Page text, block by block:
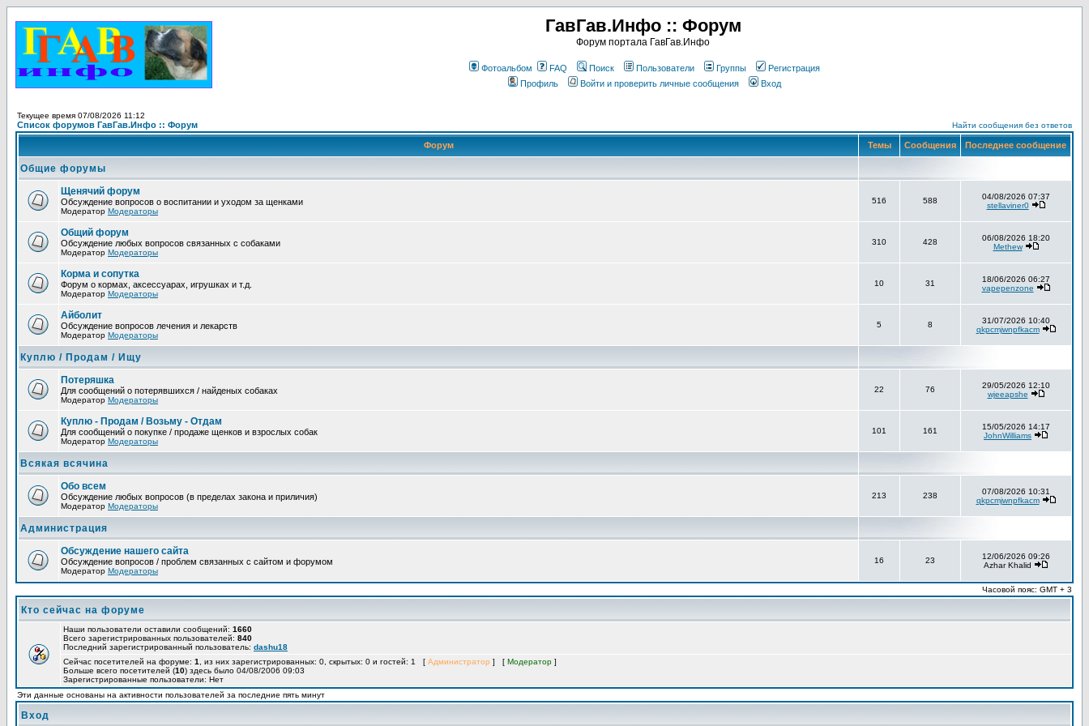
ГавГав.Инфо :: Форум
Форум портала ГавГав.Инфо
Фотоальбом FAQ Поиск Пользователи Группы
Регистрация
Профиль
Войти и проверить личные сообщения Вход
Текущее время 07/08/2026 11:12
Список форумов ГавГав.Инфо :: Форум Найти сообщения без ответов
Форум Темы Сообщения Последнее сообщение
Общие форумы
Щенячий форум
Обсуждение вопросов о воспитании и уходом за щенками
Модератор Модераторы
516 588
04/08/2026 07:37
stellaviner0
Общий форум
Обсуждение любых вопросов связанных с собаками
Модератор Модераторы
310 428
06/08/2026 18:20
Methew
Корма и сопутка
Форум о кормах, аксессуарах, игрушках и т.д.
Модератор Модераторы
10 31
18/06/2026 06:27
vapepenzone
Айболит
Обсуждение вопросов лечения и лекарств
Модератор Модераторы
5 8
31/07/2026 10:40
qkpcmjwnpfkacm
Куплю / Продам / Ищу
Потеряшка
Для сообщений о потерявшихся / найденых собаках
Модератор Модераторы
22 76
29/05/2026 12:10
wjeeapshe
Куплю - Продам / Возьму - Отдам
Для сообщений о покупке / продаже щенков и взрослых собак
Модератор Модераторы
101 161
15/05/2026 14:17
JohnWilliams
Всякая всячина
Обо всем
Обсуждение любых вопросов (в пределах закона и приличия)
Модератор Модераторы
213 238
07/08/2026 10:31
qkpcmjwnpfkacm
Администрация
Обсуждение нашего сайта
Обсуждение вопросов / проблем связанных с сайтом и форумом
Модератор Модераторы
16 23
12/06/2026 09:26
Azhar Khalid
Часовой пояс: GMT + 3
Кто сейчас на форуме
Наши пользователи оставили сообщений: 1660
Всего зарегистрированных пользователей: 840
Последний зарегистрированный пользователь: dashu18
Сейчас посетителей на форуме: 1 , из них зарегистрированных: 0, скрытых: 0 и гостей: 1 [ Администратор ] [ Модератор ]
Больше всего посетителей (10) здесь было 04/08/2006 09:03
Зарегистрированные пользователи: Нет
Эти данные основаны на активности пользователей за последние пять минут
Вход